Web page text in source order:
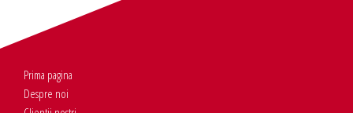
Prima pagina
Despre noi